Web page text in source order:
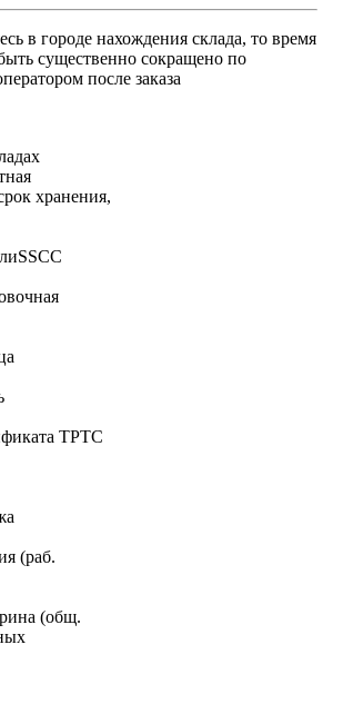
в городе нахождения склада, то время
существенно сокращено по
после заказа
хранения,
ТРТС
(раб.
(общ.